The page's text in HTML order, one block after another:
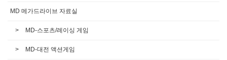
MD 메가드라이브 자료실
MD-스포츠/레이싱 게임
MD-대전 액션게임